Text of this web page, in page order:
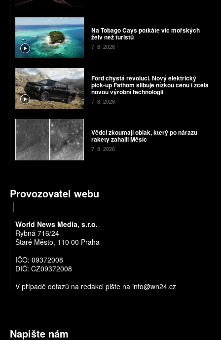
Na Tobago Cays potkáte víc mořských
želv než turistů
7. 8. 2026
Ford chystá revoluci. Nový elektrický
pick-up Fathom slibuje nízkou cenu i zcela
novou výrobní technologii
7. 8. 2026
Vědci zkoumají oblak, který po nárazu
rakety zahalil Měsíc
7. 8. 2026
Provozovatel webu
World News Media, s.r.o.
Rybná 716/24
Staré Město, 110 00 Praha
IČO: 09372008
DIČ: CZ09372008
V případě dotazů na redakci pište na info@wn24.cz
Napište nám